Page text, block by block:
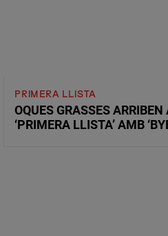
PRIMERA LLISTA
OQUES GRASSES
‘PRIMERA LLISTA’ AMB